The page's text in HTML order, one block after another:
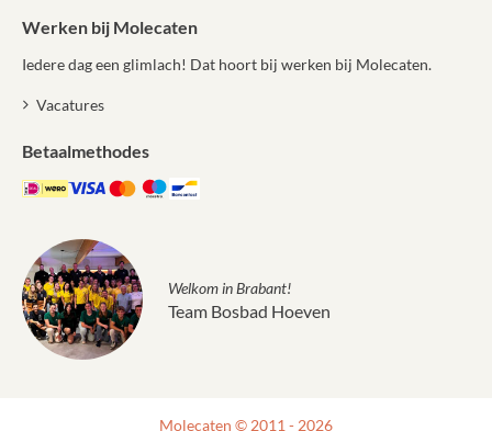
Werken bij Molecaten
Iedere dag een glimlach! Dat hoort bij werken bij Molecaten.
Vacatures
Betaalmethodes
Welkom in Brabant!
Team Bosbad Hoeven
Molecaten © 2011 - 2026